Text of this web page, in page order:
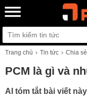
Trang chủ Tin tức Chia
PCM là gì và
AI tóm tắt bài viết